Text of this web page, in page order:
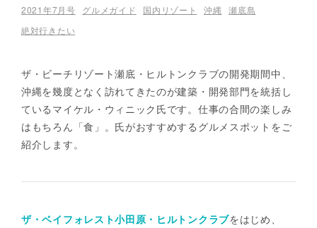
2021年7月号 グルメガイド 国内リゾート 沖縄
瀬底島
絶対行きたい
ザ・ビーチリゾート瀬底・ヒルトンクラブの開発期間中、
沖縄を幾度となく訪れてきたのが建築・開発部門を統括し
ているマイケル・ウィニック氏です。仕事の合間の楽しみ
はもちろん「食」。氏がおすすめするグルメスポットをご
紹介します。
ザ・ベイフォレスト小田原・ヒルトンクラブをはじめ、